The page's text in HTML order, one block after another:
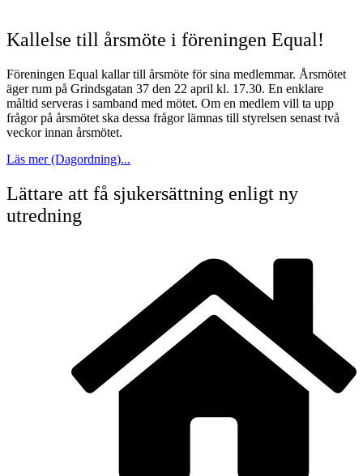
Kallelse till årsmöte i föreningen Equal!
Föreningen Equal kallar till årsmöte för sina medlemmar. Årsmötet
äger rum på Grindsgatan 37 den 22 april kl. 17.30. En enklare
måltid serveras i samband med mötet. Om en medlem vill ta upp
frågor på årsmötet ska dessa frågor lämnas till styrelsen senast två
veckor innan årsmötet.
Läs mer (Dagordning)...
Lättare att få sjukersättning enligt ny
utredning